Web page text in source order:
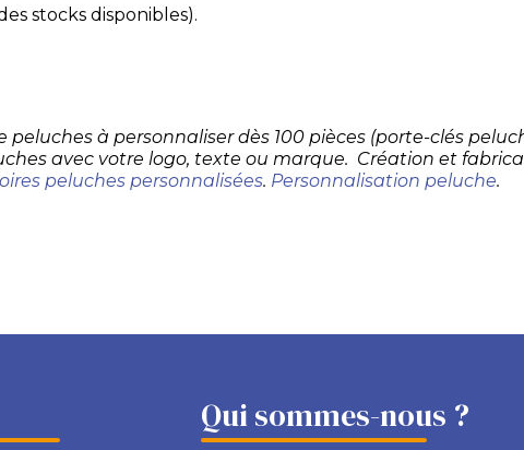
stocks disponibles).
peluches à personnaliser dès 100 pièces (porte-clés
avec votre logo, texte ou marque. Création et
peluches personnalisées. Personnalisation peluche.
Qui sommes-nous ?